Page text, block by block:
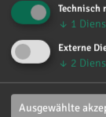
🚨 Neues
sofort
Technisch
↓ 1
Externe
↓ 2
Ausgewählte